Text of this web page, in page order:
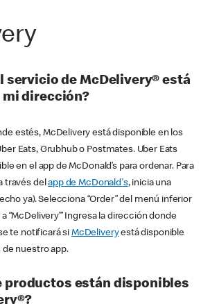
servicio de McDelivery® está
dirección?
estés, McDelivery está disponible en los
Eats, Grubhub o Postmates. Uber Eats
en el app de McDonald’s para ordenar. Para
través delapp de McDonald's, inicia una
ya). Selecciona “Order” del menú inferior
“McDelivery’” Ingresa la dirección donde
te notificará si McDeliveryestá disponible
de nuestro app.
productos están disponibles